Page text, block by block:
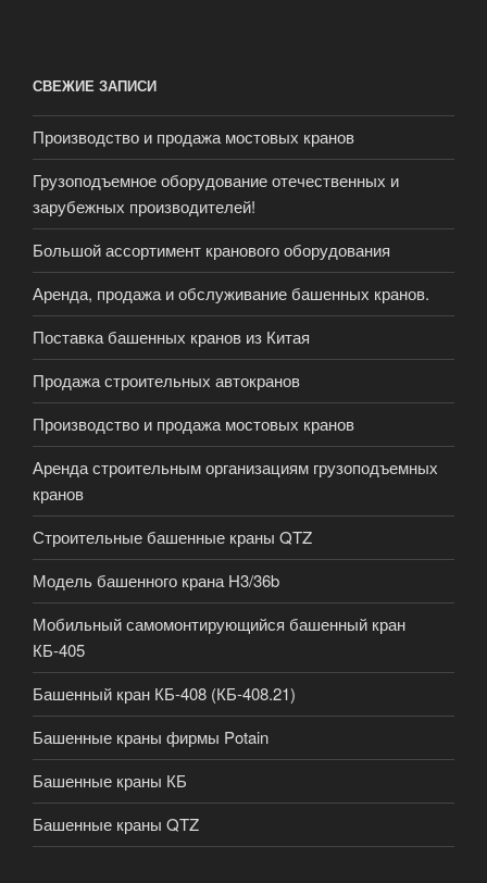
СВЕЖИЕ ЗАПИСИ
Производство и продажа мостовых кранов
Грузоподъемное оборудование отечественных и
зарубежных производителей!
Большой ассортимент кранового оборудования
Аренда, продажа и обслуживание башенных кранов.
Поставка башенных кранов из Китая
Продажа строительных автокранов
Производство и продажа мостовых кранов
Аренда строительным организациям грузоподъемных
кранов
Строительные башенные краны QTZ
Модель башенного крана H3/36b
Мобильный самомонтирующийся башенный кран
КБ-405
Башенный кран КБ-408 (КБ-408.21)
Башенные краны фирмы Potain
Башенные краны КБ
Башенные краны QTZ